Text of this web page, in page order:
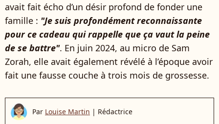
avait fait écho d’un désir profond de fonder une
famille : "Je suis profondément reconnaissante
pour ce cadeau qui rappelle que ça vaut la peine
de se battre". En juin 2024, au micro de Sam
Zorah, elle avait également révélé à l’époque avoir
fait une fausse couche à trois mois de grossesse.
Par Louise Martin | Rédactrice